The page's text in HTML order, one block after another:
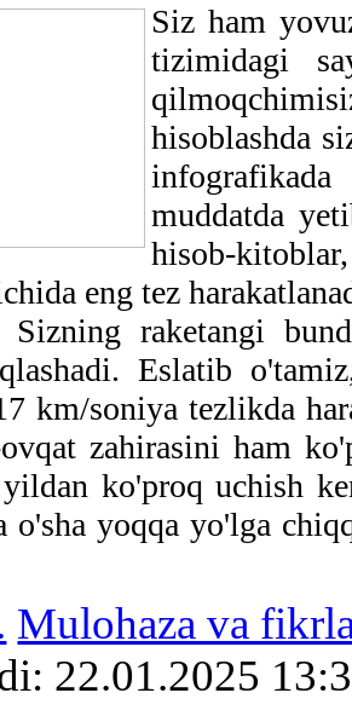
Siz ham
tizimidagi
hisoblashda
muddatda
hisob-
eng tez
raketangi
Eslatib
km/soniya tezlikda
zahirasini ham
ko'proq uchish
o'sha yoqqa yo'lga
Mulohaza va
22.01.2025